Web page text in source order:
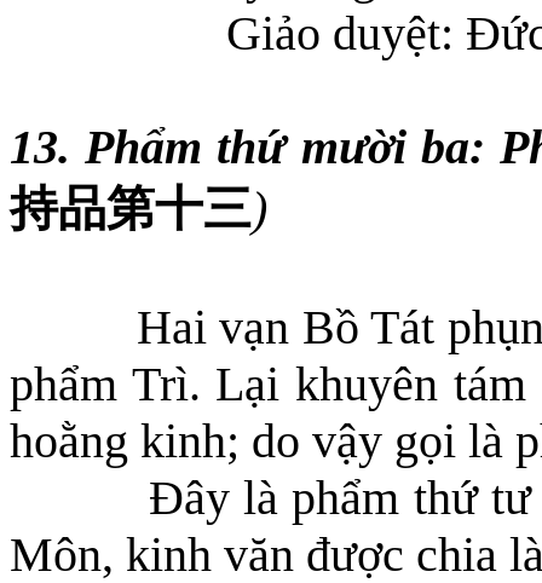
Giảo duyệt:
13. Phẩm thứ mười ba:
持品第十三)
Hai vạn Bồ Tát
phẩm Trì. Lại khuyên
hoằng kinh; do vậy gọi là
Đây là phẩm thứ
Môn, kinh văn được chia